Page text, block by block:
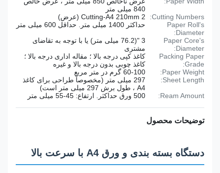
Cutting Numbers:
2 Cutting-A4 210mm (عرض)
Paper Roll's
Diameter:
حداکثر 1400 میلی متر. حداقل 600 میلی متر
Paper Core's
Diameter:
3 "(76.2 میلی متر) یا با توجه به تقاضای
مشتری
Packing Paper
Grade:
کاغذ کپی درجه بالا ؛ مقاله اداری درجه بالا ؛
کاغذ چوبی بدون درجه بالا و غیره
Paper Weight:
60-100 گرم در متر مربع
Sheet Length:
297 میلی متر (مخصوصاً طراحی برای کاغذ
Ream Amount:
500 ورق حداکثر. ارتفاع: 45-55 میلی متر
توضیحات محصول
دستگاه بسته بندی و ورق A4 با سرعت بالا